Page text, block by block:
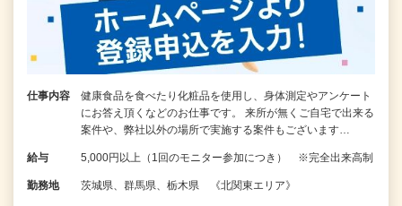
仕事内容
健康食品を食べたり化粧品を使用し、身体測定やアンケート
にお答え頂くなどのお仕事です。 来所が無くご自宅で出来る
案件や、弊社以外の場所で実施する案件もございます…
給与 5,000円以上（1回のモニター参加につき） ※完全出来高制
勤務地 茨城県、群馬県、栃木県 《北関東エリア》